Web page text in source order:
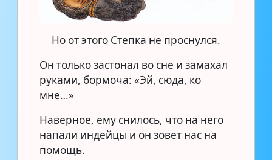
Но от этого Степка не проснулся.
Он только застонал во сне и замахал
руками, бормоча: «Эй, сюда, ко
мне…»
Наверное, ему снилось, что на него
напали индейцы и он зовет нас на
помощь.